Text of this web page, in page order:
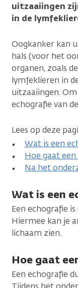
uitzaaiingen
in de
Oogkanker kan
hals (voor het
organen, zoals
lymfeklieren in
uitzaaiingen.
echografie van
Lees op deze
Wat is een
Hoe gaat een
Na het
Wat is een
Een echografie
Hiermee kan je
lichaam zien.
Hoe gaat
Een echografie